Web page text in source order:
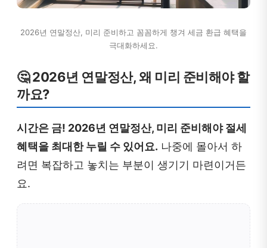
2026년 연말정산, 미리 준비하고 꼼꼼하게 챙겨 세금 환급 혜택을
극대화하세요.
🤔 2026년 연말정산, 왜 미리 준비해야 할
까요?
시간은 금! 2026년 연말정산, 미리 준비해야 절세
혜택을 최대한 누릴 수 있어요. 나중에 몰아서 하
려면 복잡하고 놓치는 부분이 생기기 마련이거든
요.